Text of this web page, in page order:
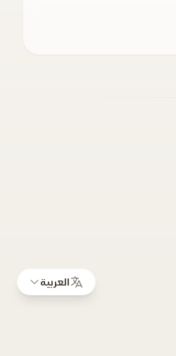
العربية